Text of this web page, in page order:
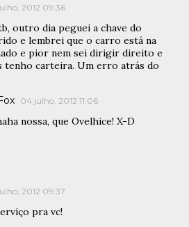
2012 09:36
outro dia peguei a chave do
e lembrei que o carro está na
e pior nem sei dirigir direito e
tenho carteira. Um erro atrás do
04 julho, 2012 11:06
nossa, que Ovelhice! X-D
2012 09:37
pra vc!